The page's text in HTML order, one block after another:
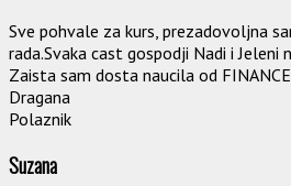
Sve pohvale za kurs, prezadovoljna
rada.Svaka cast gospodji Nadi i
Zaista sam dosta naucila od
Dragana
Polaznik
Suzana